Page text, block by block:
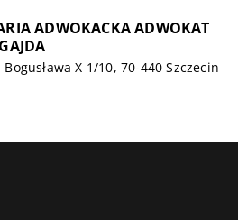
ADWOKACKA ADWOKAT
X 1/10, 70-440 Szczecin